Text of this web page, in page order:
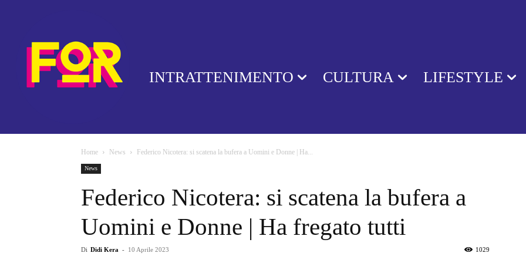
INTRATTENIMENTO CULTURA LIFESTYLE
Home News Federico Nicotera: si scatena la bufera a Uomini e Donne | Ha...
News
Federico Nicotera: si scatena la bufera a
Uomini e Donne | Ha fregato tutti
Di Didi Kera - 10 Aprile 2023 1029